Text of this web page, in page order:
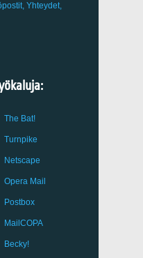
Yhteydet,
The Bat!
Turnpike
Netscape
Opera Mail
Postbox
MailCOPA
Becky!